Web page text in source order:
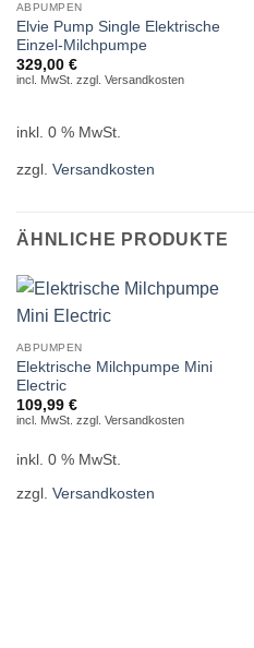
ABPUMPEN
Elvie Pump Single Elektrische
Einzel-Milchpumpe
329,00 €
incl. MwSt. zzgl. Versandkosten
inkl. 0 % MwSt.
zzgl. Versandkosten
ÄHNLICHE PRODUKTE
ABPUMPEN
Elektrische Milchpumpe Mini
Electric
109,99 €
incl. MwSt. zzgl. Versandkosten
inkl. 0 % MwSt.
zzgl. Versandkosten